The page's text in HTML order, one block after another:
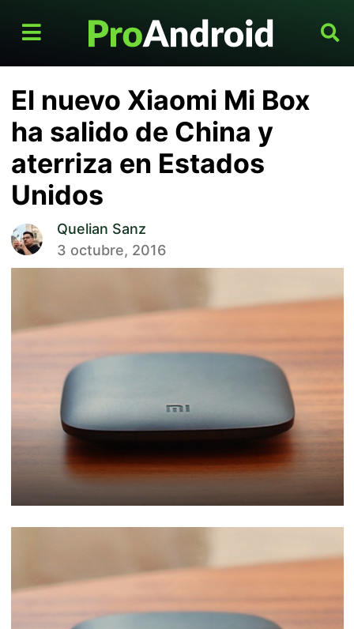
El nuevo Xiaomi Mi Box
ha salido de China y
aterriza en Estados
Unidos
Quelian Sanz
3 octubre, 2016